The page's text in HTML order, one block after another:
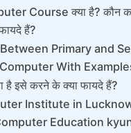
Course क्या है? कौन
हैं?
Primary and
With
है इसे करने के क्या फायदे हैं?
Institute in
Education